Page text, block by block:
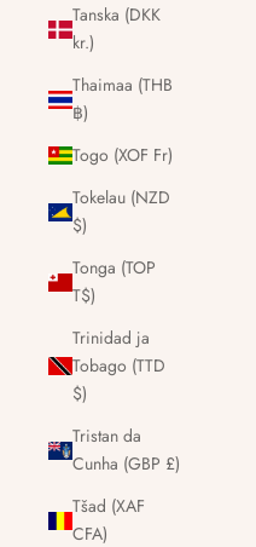
Tanska (DKK
kr.)
Thaimaa (THB
฿)
Togo (XOF Fr)
Tokelau (NZD
$)
Tonga (TOP
T$)
Trinidad ja
Tobago (TTD
$)
Tristan da
Cunha (GBP £)
Tšad (XAF
CFA)